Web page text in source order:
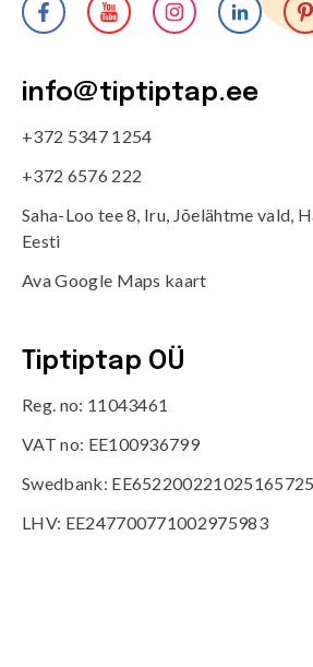
info@tiptiptap.ee
+372 5347 1254
+372 6576 222
Saha-Loo tee 8, Iru, Jõelähtme vald,
Eesti
Ava Google Maps kaart
Tiptiptap OÜ
Reg. no: 11043461
VAT no: EE100936799
Swedbank: EE652200221025165725
LHV: EE247700771002975983